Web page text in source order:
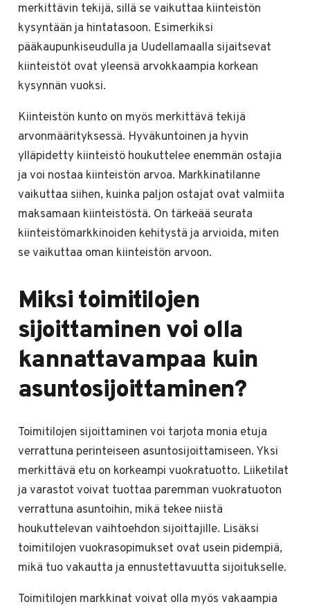
merkittävin tekijä, sillä se vaikuttaa kiinteistön
kysyntään ja hintatasoon. Esimerkiksi
pääkaupunkiseudulla ja Uudellamaalla sijaitsevat
kiinteistöt ovat yleensä arvokkaampia korkean
kysynnän vuoksi.
Kiinteistön kunto on myös merkittävä tekijä
arvonmäärityksessä. Hyväkuntoinen ja hyvin
ylläpidetty kiinteistö houkuttelee enemmän ostajia
ja voi nostaa kiinteistön arvoa. Markkinatilanne
vaikuttaa siihen, kuinka paljon ostajat ovat valmiita
maksamaan kiinteistöstä. On tärkeää seurata
kiinteistömarkkinoiden kehitystä ja arvioida, miten
se vaikuttaa oman kiinteistön arvoon.
Miksi toimitilojen
sijoittaminen voi olla
kannattavampaa kuin
asuntosijoittaminen?
Toimitilojen sijoittaminen voi tarjota monia etuja
verrattuna perinteiseen asuntosijoittamiseen. Yksi
merkittävä etu on korkeampi vuokratuotto. Liiketilat
ja varastot voivat tuottaa paremman vuokratuoton
verrattuna asuntoihin, mikä tekee niistä
houkuttelevan vaihtoehdon sijoittajille. Lisäksi
toimitilojen vuokrasopimukset ovat usein pidempiä,
mikä tuo vakautta ja ennustettavuutta sijoitukselle.
Toimitilojen markkinat voivat olla myös vakaampia